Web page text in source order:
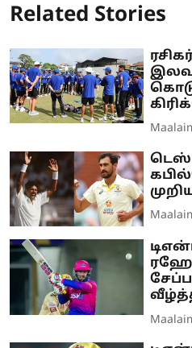
Related Stories